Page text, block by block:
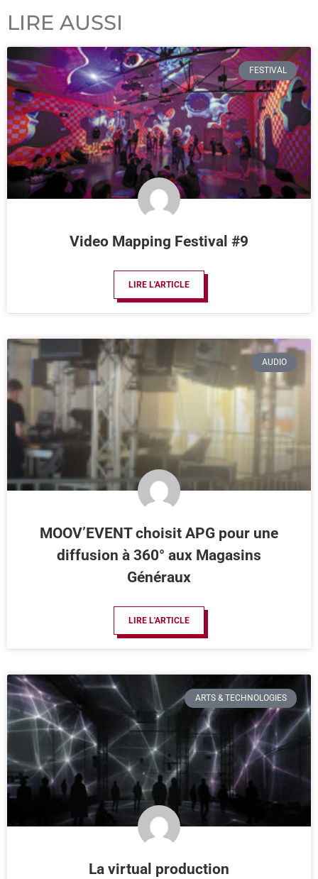
LIRE AUSSI
FESTIVAL
Video Mapping Festival #9
LIRE L'ARTICLE
AUDIO
MOOV’EVENT choisit APG pour une
diffusion à 360° aux Magasins
Généraux
LIRE L'ARTICLE
ARTS & TECHNOLOGIES
La virtual production